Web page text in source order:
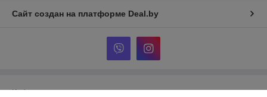
Сайт создан на платформе Deal.by
Информация для покупателя